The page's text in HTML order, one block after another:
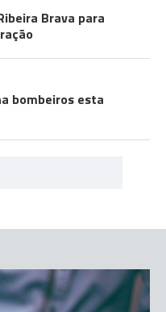
Brava para
bombeiros esta